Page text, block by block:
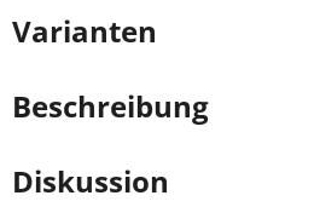
Varianten
Beschreibung
Diskussion